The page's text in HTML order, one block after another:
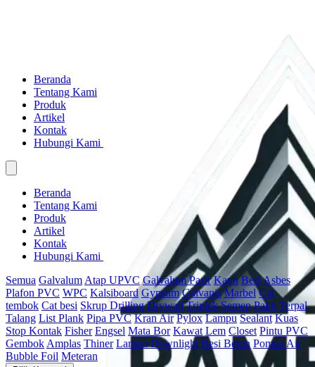
Beranda
Tentang Kami
Produk
Artikel
Kontak
Hubungi Kami
Beranda
Tentang Kami
Produk
Artikel
Kontak
Hubungi Kami
Semua Galvalum Atap UPVC Galvalum Pasir Kayu Besi Asbes
Plafon PVC WPC Kalsiboard Gypsum Galvanis Marbel Cat
tembok Cat besi Skrup Drilling Drywall Triplek Semen Paku Terpal
Talang List Plank Pipa PVC Kran Air Pylox Lampu Sealant Kuas
Stop Kontak Fisher Engsel Mata Bor Kawat Lem Closet Pintu PVC
Gembok Amplas Thiner Lampu Downlight Besi Beton Pompa Air
Bubble Foil Meteran